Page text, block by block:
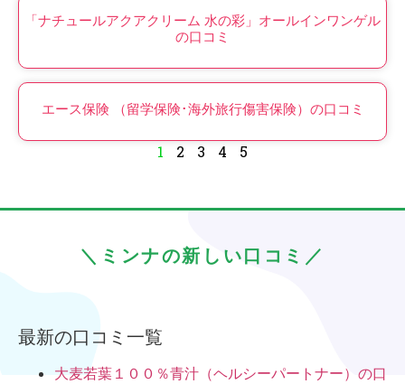
「ナチュールアクアクリーム 水の彩」オールインワンゲル
の口コミ
エース保険 （留学保険･海外旅行傷害保険）の口コミ
1 2 3 4 5
＼ミンナの新しい口コミ／
最新の口コミ一覧
大麦若葉１００％青汁（ヘルシーパートナー）の口